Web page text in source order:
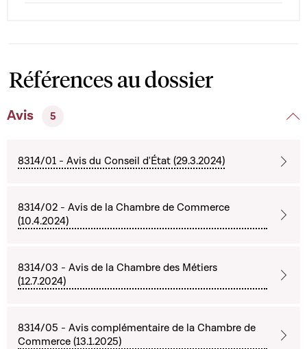
Références au dossier
Avis 5
8314/01 - Avis du Conseil d'État (29.3.2024)
8314/02 - Avis de la Chambre de Commerce
(10.4.2024)
8314/03 - Avis de la Chambre des Métiers
(12.7.2024)
8314/05 - Avis complémentaire de la Chambre de
Commerce (13.1.2025)